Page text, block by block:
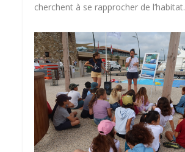
cherchent à se rapprocher de l’habitat.